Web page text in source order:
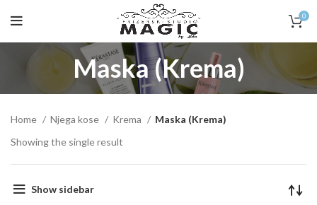
0
Maska (Krema)
Home Njega kose Krema
Maska (Krema)
Showing the single result
Show sidebar